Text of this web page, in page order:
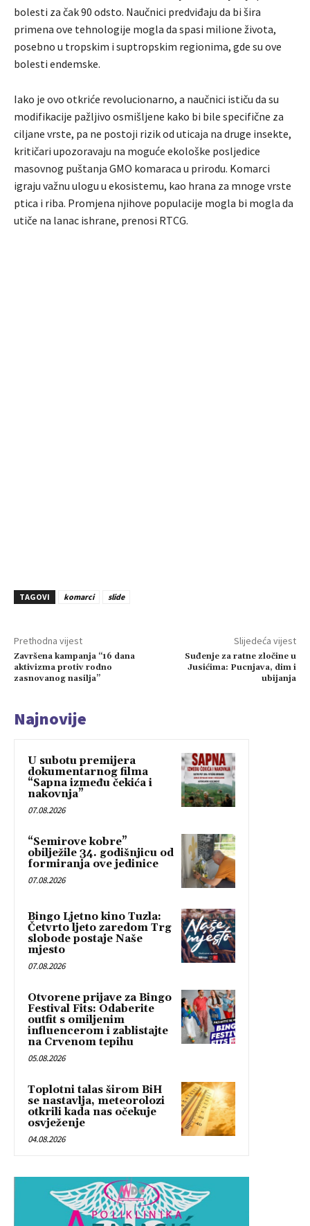
bolesti za čak 90 odsto. Naučnici predviđaju da bi šira
primena ove tehnologije mogla da spasi milione života,
posebno u tropskim i suptropskim regionima, gde su ove
bolesti endemske.
Iako je ovo otkriće revolucionarno, a naučnici ističu da su
modifikacije pažljivo osmišljene kako bi bile specifične za
ciljane vrste, pa ne postoji rizik od uticaja na druge insekte,
kritičari upozoravaju na moguće ekološke posljedice
masovnog puštanja GMO komaraca u prirodu. Komarci
igraju važnu ulogu u ekosistemu, kao hrana za mnoge vrste
ptica i riba. Promjena njihove populacije mogla bi mogla da
utiče na lanac ishrane, prenosi RTCG.
TAGOVI komarci slide
Prethodna vijest
Završena kampanja “16 dana
aktivizma protiv rodno
zasnovanog nasilja”
Slijedeća vijest
Suđenje za ratne zločine u
Jusićima: Pucnjava, dim i
ubijanja
Najnovije
U subotu premijera
dokumentarnog filma
“Sapna između čekića i
nakovnja”
07.08.2026
“Semirove kobre”
obilježile 34. godišnjicu od
formiranja ove jedinice
07.08.2026
Bingo Ljetno kino Tuzla:
Četvrto ljeto zaredom Trg
slobode postaje Naše
mjesto
07.08.2026
Otvorene prijave za Bingo
Festival Fits: Odaberite
outfit s omiljenim
influencerom i zablistajte
na Crvenom tepihu
05.08.2026
Toplotni talas širom BiH
se nastavlja, meteorolozi
otkrili kada nas očekuje
osvježenje
04.08.2026